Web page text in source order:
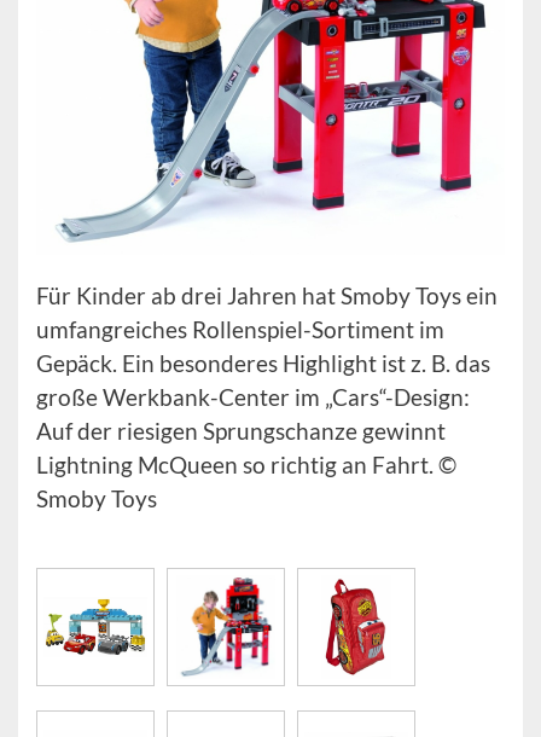
Für Kinder ab drei Jahren hat Smoby Toys ein
umfangreiches Rollenspiel-Sortiment im
Gepäck. Ein besonderes Highlight ist z. B. das
große Werkbank-Center im „Cars“-Design:
Auf der riesigen Sprungschanze gewinnt
Lightning McQueen so richtig an Fahrt. ©
Smoby Toys